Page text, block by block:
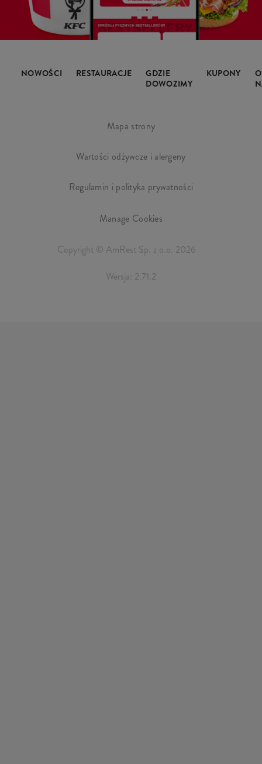
NOWOŚCI RESTAURACJE
GDZIE
DOWOZIMY
KUPONY
O
Mapa strony
Wartości odżywcze i alergeny
Regulamin i polityka prywatności
Manage Cookies
Copyright © AmRest Sp. z o.o. 2026
Wersja: 2.71.2